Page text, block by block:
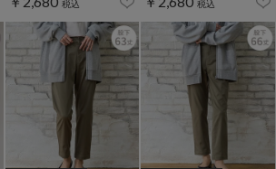
税込 税込